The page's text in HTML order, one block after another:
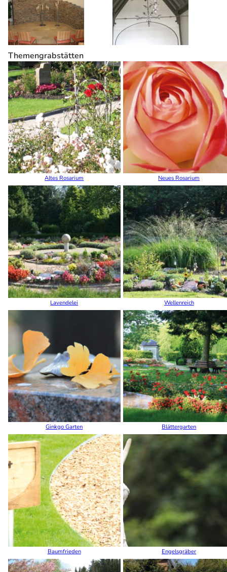
Themengrabstätten
Altes Rosarium Neues Rosarium
Lavendelei Wellenreich
Ginkgo Garten Blättergarten
Baumfrieden Engelsgräber